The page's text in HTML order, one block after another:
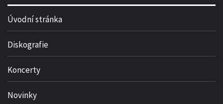
Úvodní stránka
Diskografie
Koncerty
Novinky